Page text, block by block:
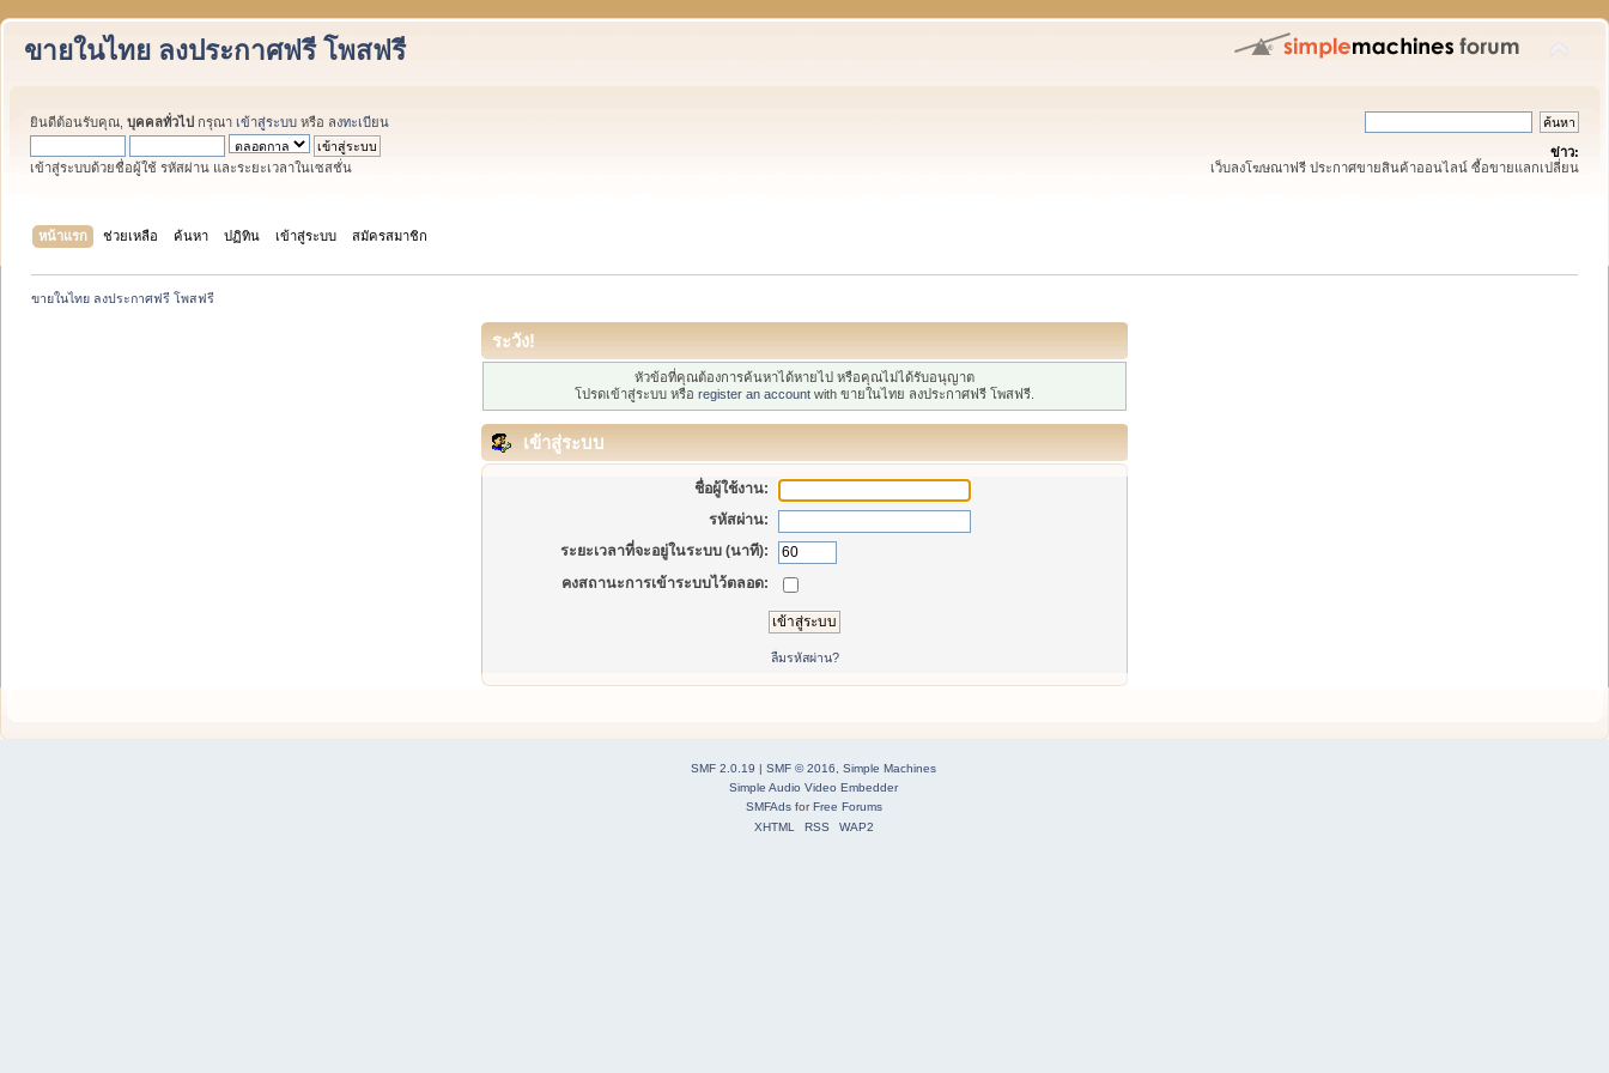
ขายในไทย ลงประกาศฟรี โพสฟรี
ยินดีต้อนรับคุณ, บุคคลทั่วไป กรุณา เข้าสู่ระบบ หรือ ลงทะเบียน
เข้าสู่ระบบด้วยชื่อผู้ใช้ รหัสผ่าน และระยะเวลาในเซสชั่น
ข่าว:
เว็บลงโฆษณาฟรี ประกาศขายสินค้าออนไลน์ ซื้อขายแลกเปลี่ยน
หน้าแรก ช่วยเหลือ ค้นหา ปฏิทิน เข้าสู่ระบบ สมัครสมาชิก
ขายในไทย ลงประกาศฟรี โพสฟรี
ระวัง!
หัวข้อที่คุณต้องการค้นหาได้หายไป หรือคุณไม่ได้รับอนุญาต
โปรดเข้าสู่ระบบ หรือ register an account with ขายในไทย ลงประกาศฟรี โพสฟรี.
เข้าสู่ระบบ
ชื่อผู้ใช้งาน:
รหัสผ่าน:
ระยะเวลาที่จะอยู่ในระบบ (นาที):
คงสถานะการเข้าระบบไว้ตลอด:
ลืมรหัสผ่าน?
SMF 2.0.19 | SMF © 2016
Simple Machines
Simple Audio Video Embedder
SMFAdsforFree Forums
XHTML
RSS WAP2